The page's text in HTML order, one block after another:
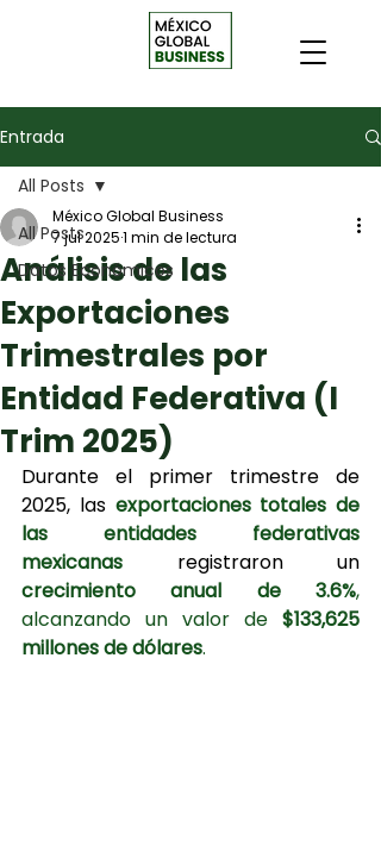
Entrada
All Posts
Datos Económicos
All Posts
Análisis de las
Exportaciones
Trimestrales por
Entidad Federativa (I
Trim 2025)
México Global Business
7 jul 20251 min de lectura
Durante el primer trimestre de
2025, las exportaciones totales de
las entidades federativas
mexicanas
crecimiento anual de 3.6%,
alcanzando un valor de $133,625
millones de dólares.